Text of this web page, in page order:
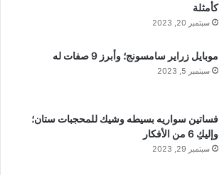
كأمثلة
سبتمبر 20, 2023
موبايل زراير سامسونج؛ وأبرز 9 صفات له
سبتمبر 5, 2023
فساتين سواريه بسيطه وشيك للمحجبات ستان؛
وإليكِ 6 من الأفكار
سبتمبر 29, 2023